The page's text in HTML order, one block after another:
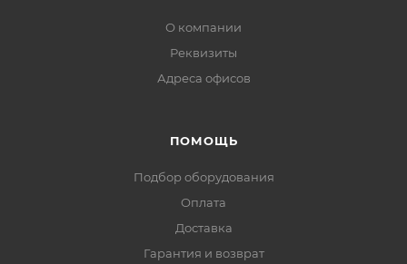
О компании
Реквизиты
Адреса офисов
ПОМОЩЬ
Подбор оборудования
Оплата
Доставка
Гарантия и возврат